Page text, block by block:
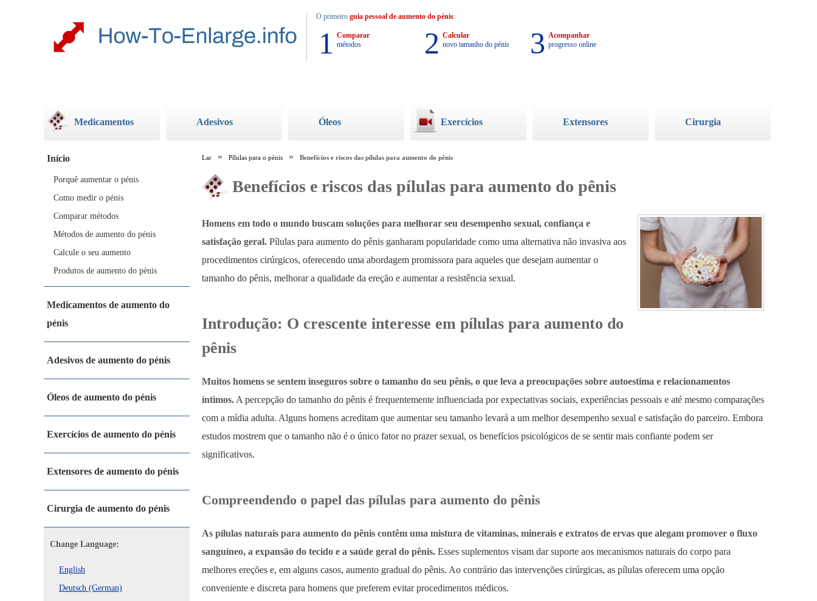
O primeiro guia pessoal de aumento do pénis:
1 Comparar
métodos
2 Calcular
novo tamanho do pénis
3 Acompanhar
progresso online
Medicamentos Adesivos Óleos Exercícios Extensores Cirurgia
Início
Porquê aumentar o pénis
Como medir o pénis
Comparar métodos
Métodos de aumento do pénis
Calcule o seu aumento
Produtos de aumento do pénis
Medicamentos de aumento do
pénis
Adesivos de aumento do pénis
Óleos de aumento do pénis
Exercícios de aumento do pénis
Extensores de aumento do pénis
Cirurgia de aumento do pénis
Change Language:
English
Deutsch (German)
Lar Pílulas para o pénis Benefícios e riscos das pílulas para aumento do pênis
Benefícios e riscos das pílulas para aumento do pênis
Homens em todo o mundo buscam soluções para melhorar seu desempenho sexual, confiança e
satisfação geral. Pílulas para aumento do pênis ganharam popularidade como uma alternativa não invasiva aos
procedimentos cirúrgicos, oferecendo uma abordagem promissora para aqueles que desejam aumentar o
tamanho do pênis, melhorar a qualidade da ereção e aumentar a resistência sexual.
Introdução: O crescente interesse em pílulas para aumento do
pênis
Muitos homens se sentem inseguros sobre o tamanho do seu pênis, o que leva a preocupações sobre autoestima e relacionamentos
íntimos. A percepção do tamanho do pênis é frequentemente influenciada por expectativas sociais, experiências pessoais e até mesmo comparações
com a mídia adulta. Alguns homens acreditam que aumentar seu tamanho levará a um melhor desempenho sexual e satisfação do parceiro. Embora
estudos mostrem que o tamanho não é o único fator no prazer sexual, os benefícios psicológicos de se sentir mais confiante podem ser
significativos.
Compreendendo o papel das pílulas para aumento do pênis
As pílulas naturais para aumento do pênis contêm uma mistura de vitaminas, minerais e extratos de ervas que alegam promover o fluxo
sanguíneo, a expansão do tecido e a saúde geral do pênis. Esses suplementos visam dar suporte aos mecanismos naturais do corpo para
melhores ereções e, em alguns casos, aumento gradual do pênis. Ao contrário das intervenções cirúrgicas, as pílulas oferecem uma opção
conveniente e discreta para homens que preferem evitar procedimentos médicos.